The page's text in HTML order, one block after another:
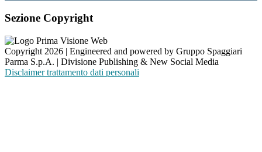
Sezione Copyright
Copyright 2026 | Engineered and powered by Gruppo Spaggiari
Parma S.p.A. | Divisione Publishing & New Social Media
Disclaimer trattamento dati personali